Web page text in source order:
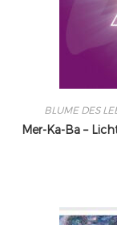
BLUME DES
Mer-Ka-Ba –